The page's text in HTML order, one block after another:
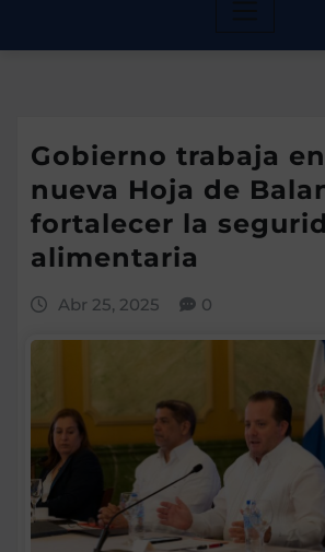
Gobierno trabaja
nueva Hoja de
fortalecer la
alimentaria
Abr 25, 2025 0